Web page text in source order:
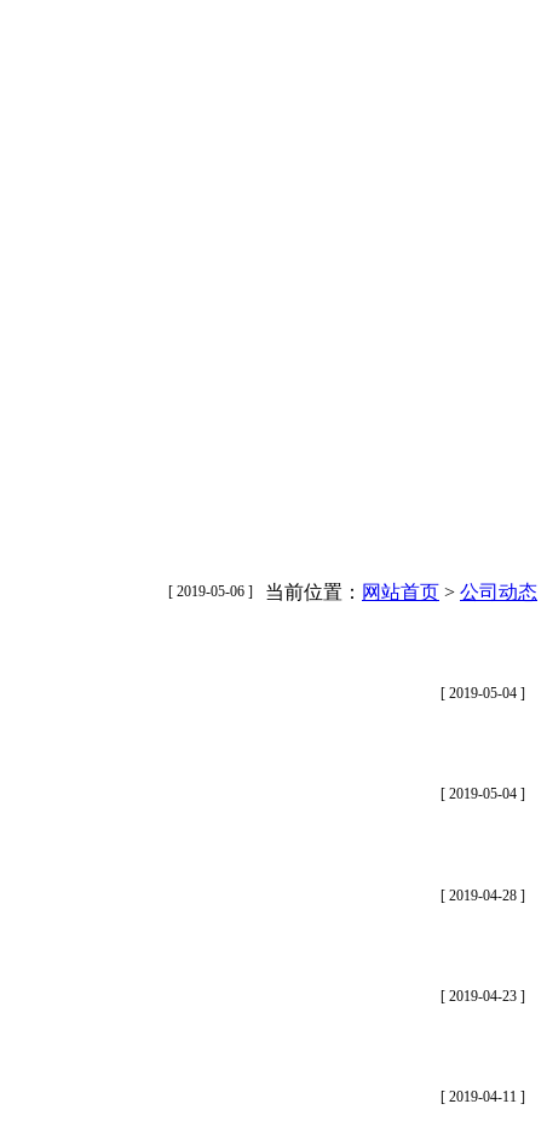
当前位置： 网站首页 > 公司动态
[ 2019-05-06 ]
[ 2019-05-04 ]
[ 2019-05-04 ]
[ 2019-04-28 ]
[ 2019-04-23 ]
[ 2019-04-11 ]